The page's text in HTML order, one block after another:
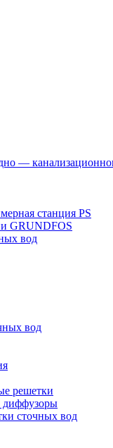
—
станция PS
GRUNDFOS
вод
вод
решетки
диффузоры
сточных вод